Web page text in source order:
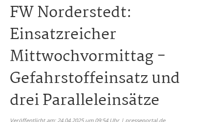
FW Norderstedt:
Einsatzreicher
Mittwochvormittag -
Gefahrstoffeinsatz und
drei Paralleleinsätze
Veröffentlicht am: 24.04.2025 um 09:54 Uhr | presseportal.de